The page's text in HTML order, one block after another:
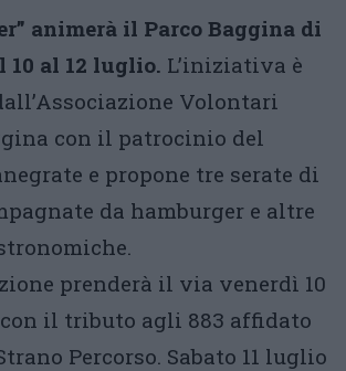
animerà il Parco Baggina di
10 al 12 luglio. L’iniziativa è
Volontari
con il patrocinio del
e propone tre serate di
da hamburger e altre
prenderà il via venerdì 10
il tributo agli 883 affidato
Percorso. Sabato 11 luglio